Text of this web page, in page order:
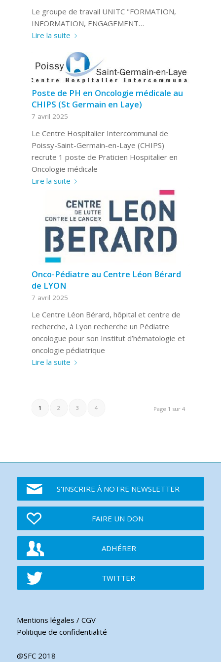
Le groupe de travail UNITC "FORMATION,
INFORMATION, ENGAGEMENT…
Lire la suite
Poste de PH en Oncologie médicale au
CHIPS (St Germain en Laye)
7 avril 2025
Le Centre Hospitalier Intercommunal de
Poissy-Saint-Germain-en-Laye (CHIPS)
recrute 1 poste de Praticien Hospitalier en
Oncologie médicale
Lire la suite
Onco-Pédiatre au Centre Léon Bérard
de LYON
7 avril 2025
Le Centre Léon Bérard, hôpital et centre de
recherche, à Lyon recherche un Pédiatre
oncologue pour son Institut d’hématologie et
oncologie pédiatrique
Lire la suite
Page 1 sur 4
1 2 3 4
S'INSCRIRE À NOTRE NEWSLETTER
FAIRE UN DON
ADHÉRER
TWITTER
Mentions légales / CGV
Politique de confidentialité
@SFC 2018